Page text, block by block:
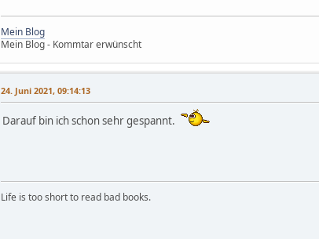
Mein Blog
Mein Blog - Kommtar erwünscht
24. Juni 2021, 09:14:13
Darauf bin ich schon sehr gespannt.
Life is too short to read bad books.